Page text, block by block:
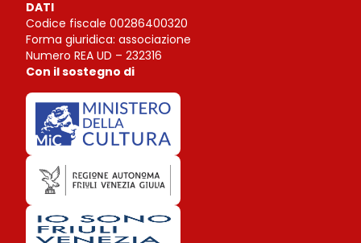
DATI
Codice fiscale 00286400320
Forma giuridica: associazione
Numero REA UD – 232316
Con il sostegno di